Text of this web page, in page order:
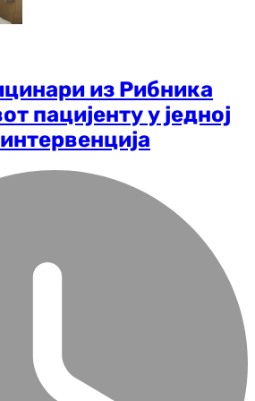
из Рибника
пацијенту у једној